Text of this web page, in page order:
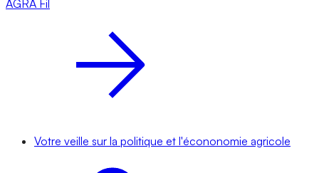
AGRA Fil
Votre veille sur la politique et l'écononomie agricole